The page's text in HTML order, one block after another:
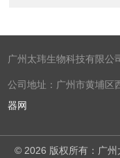
广州太玮生物科技有限公司
公司地址：广州市黄埔
器网
© 2026 版权所有：广